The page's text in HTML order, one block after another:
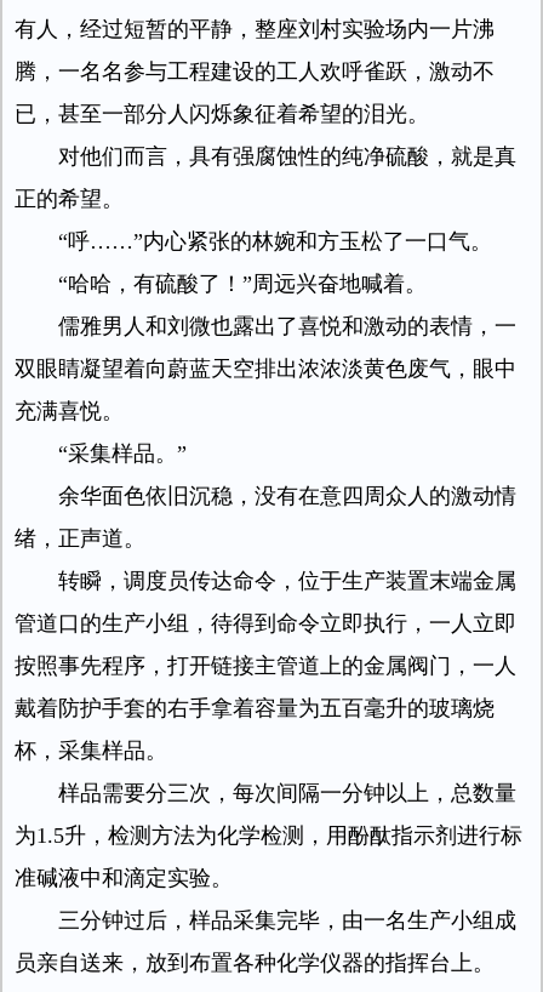
有人，经过短暂的平静，整座刘村实验场内一片沸
腾，一名名参与工程建设的工人欢呼雀跃，激动不
已，甚至一部分人闪烁象征着希望的泪光。
对他们而言，具有强腐蚀性的纯净硫酸，就是真
正的希望。
“呼……”内心紧张的林婉和方玉松了一口气。
“哈哈，有硫酸了！”周远兴奋地喊着。
儒雅男人和刘微也露出了喜悦和激动的表情，一
双眼睛凝望着向蔚蓝天空排出浓浓淡黄色废气，眼中
充满喜悦。
“采集样品。”
余华面色依旧沉稳，没有在意四周众人的激动情
绪，正声道。
转瞬，调度员传达命令，位于生产装置末端金属
管道口的生产小组，待得到命令立即执行，一人立即
按照事先程序，打开链接主管道上的金属阀门，一人
戴着防护手套的右手拿着容量为五百毫升的玻璃烧
杯，采集样品。
样品需要分三次，每次间隔一分钟以上，总数量
为1.5升，检测方法为化学检测，用酚酞指示剂进行标
准碱液中和滴定实验。
三分钟过后，样品采集完毕，由一名生产小组成
员亲自送来，放到布置各种化学仪器的指挥台上。